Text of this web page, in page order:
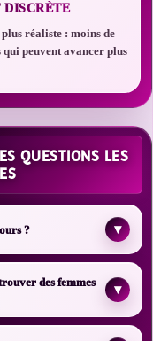
DISCRÈTE
réaliste : moins de
qui peuvent avancer plus
QUESTIONS LES
? ▾
des femmes
▾